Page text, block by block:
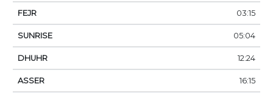
03:15
05:04
12:24
16:15